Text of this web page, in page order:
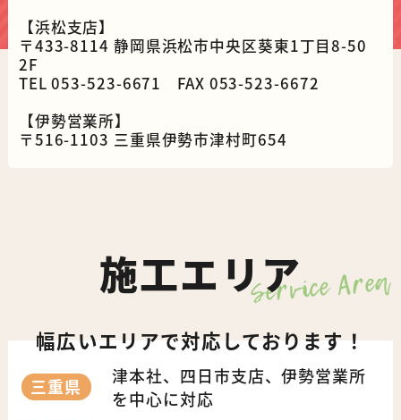
【浜松支店】
〒433-8114 静岡県浜松市中央区葵東1丁目8-50
2F
TEL 053-523-6671 FAX 053-523-6672
【伊勢営業所】
〒516-1103 三重県伊勢市津村町654
施工エリアService Area
幅広いエリアで対応しております！
三重県
津本社、四日市支店、伊勢営業所
を中心に対応